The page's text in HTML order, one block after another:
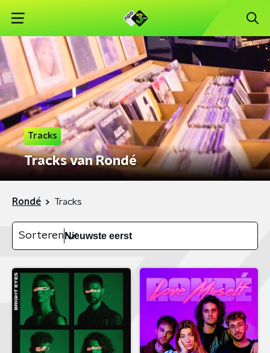
Tracks
Tracks van Rondé
Rondé Tracks
Sorteren